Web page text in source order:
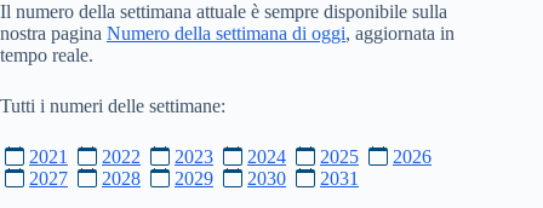
Il numero della settimana attuale è sempre disponibile sulla
nostra pagina Numero della settimana di oggi, aggiornata in
tempo reale.
Tutti i numeri delle settimane:
2021 2022 2023 2024 2025
2026
2027
2028 2029 2030 2031